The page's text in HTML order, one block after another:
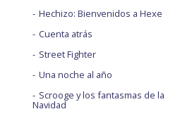
Hechizo: Bienvenidos a Hexe
Cuenta atrás
Street Fighter
Una noche al año
Scrooge y los fantasmas de la
Navidad